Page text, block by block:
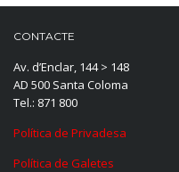
CONTACTE
Av. d’Enclar, 144 > 148
AD 500 Santa Coloma
Tel.: 871 800
Política de Privadesa
Política de Galetes